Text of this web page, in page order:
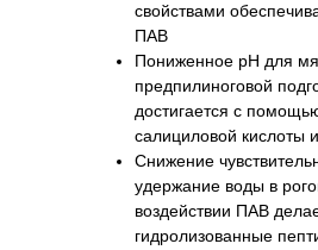
свойствами
ПАВ
Пониженное рН для
предпилиноговой
достигается с
салициловой кислоты
Снижение
удержание воды в
воздействии ПАВ
гидролизованные